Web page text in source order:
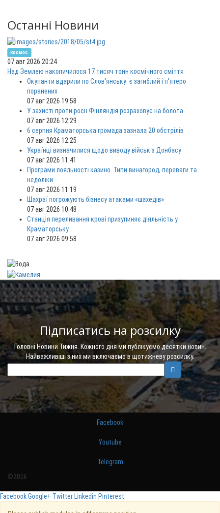
Останні Новини
космос
07 авг 2026 20:24
Над Землею накопичилося 17 тисяч тонн космічного сміття
Окупанти вдарили по Слов'янську: є загиблий і п'ятеро
поранених
07 авг 2026 19:58
У захисті проти росії Фінляндія розраховує на болота
07 авг 2026 12:29
6 серпня Краматорська громада зазнала 20 обстрілів
07 авг 2026 12:25
Українці визначилися щодо виводу військ з Донбасу
07 авг 2026 11:41
Програми лояльності казино. Типи винагород, переваги та
недоліки
07 авг 2026 11:19
Шахраї погрожують бізнесу атаками «шахедів»
07 авг 2026 10:48
Станція переливання крові призупиняє діяльність у
Краматорську
07 авг 2026 09:58
Підписатись на розсилку
Головні Новини Тижня. Кожного дня ми публікуємо десятки новин.
Найважливіші з них ми включаємо в щотижневу розсилку.
Facebook
Youtube
Telegram
©2026
FacebookGoogle+ TwitterLinkedin Pinterest